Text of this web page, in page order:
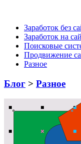
Заработок без
Заработок на
Поисковые
Продвижение
Разное
Блог > Разное